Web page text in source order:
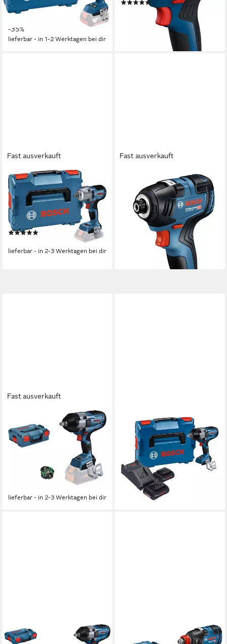
Ladegerät
172,97 €
-35%
lieferbar - in 1-2 Werktagen bei dir
UVP 236,81 €
lieferbar - in 1-2 Werktagen bei dir
Fast ausverkauft
BOSCH
Akku-Schlagschrauber GDS
18V-450 HC, 450 Nm,
Drehschlagschrauber Ohne
Akku - in L-BOXX 136
lieferbar - in 2-3 Werktagen bei dir
Fast ausverkauft
BOSCH PROFESSIONAL
Akku-Schlagschrauber GDR
18V-200, 3400 U/min, 200
Nm, Drehschlagschrauber mit
2x Akku 4 Ah - im L-Case
UVP 433,16 €
lieferbar - in 2-3 Werktagen bei dir
Fast ausverkauft
BOSCH PROFESSIONAL
Akku-Schlagschrauber GDS
18V-1000 C, 1000 Nm,
Drehschlagschrauber Ohne
Akku - in L-BOXX 136
UVP 490,28 €
lieferbar - in 2-3 Werktagen bei dir
BOSCH PROFESSIONAL
Akku-Schlagschrauber GDS
18V-1600 HC Professional
Akku Schlagschrauber 18 V
1600 Nm 3/4''
611,87 €
lieferbar - in 2-3 Werktagen bei dir
BOSCH PROFESSIONAL BOSCH PROFESSIONAL